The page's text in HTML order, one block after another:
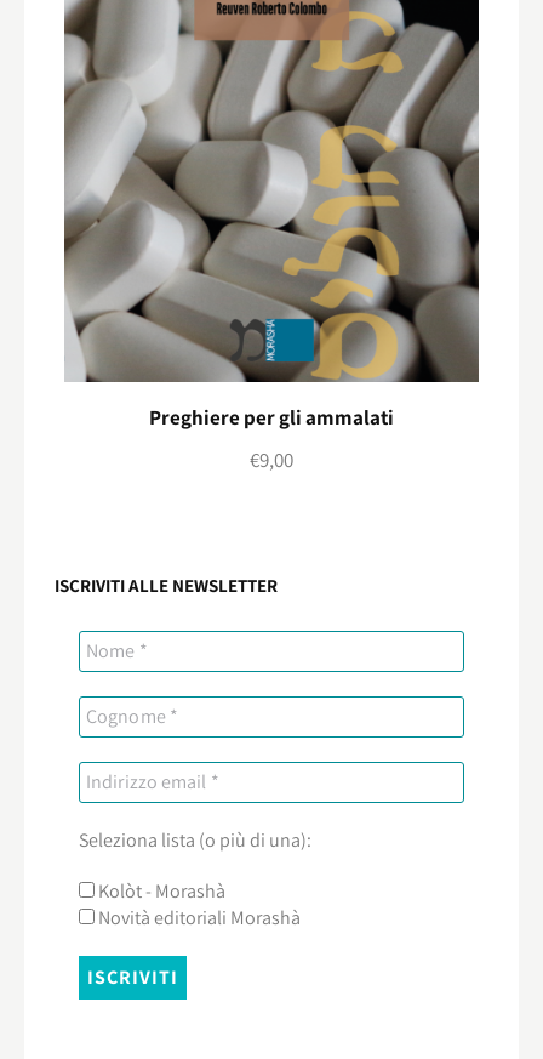
Preghiere per gli ammalati
€9,00
ISCRIVITI ALLE NEWSLETTER
Seleziona lista (o più di una):
Kolòt - Morashà
Novità editoriali Morashà